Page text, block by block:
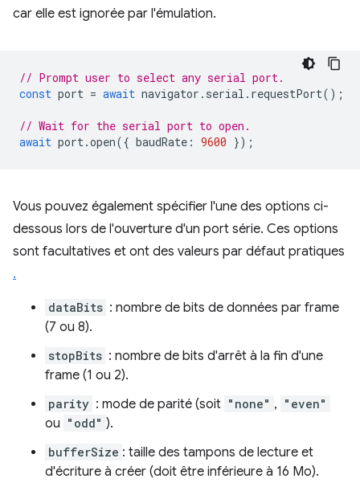
car elle est ignorée par l'émulation.
// Prompt user to select any serial port.
const port = await navigator . serial . requestPort();
// Wait for the serial port to open.
await port.open({ baudRate : 9600 });
Vous pouvez également spécifier l'une des options ci-
dessous lors de l'ouverture d'un port série. Ces options
sont facultatives et ont des valeurs par défaut pratiques
.
dataBits : nombre de bits de données par frame
(7 ou 8).
stopBits : nombre de bits d'arrêt à la fin d'une
frame (1 ou 2).
parity : mode de parité (soit "none" , "even"
ou "odd" ).
bufferSize : taille des tampons de lecture et
d'écriture à créer (doit être inférieure à 16 Mo).